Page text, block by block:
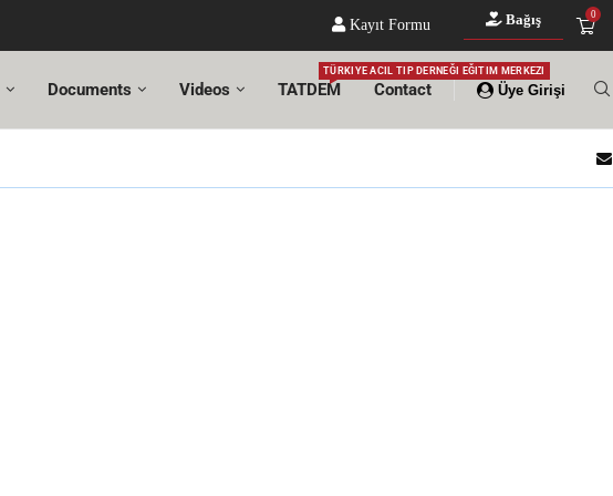
Kayıt Formu Bağış 0
Documents Videos TATDEM
TÜRKIYE ACIL TIP DERNEĞI EĞITIM MERKEZI
Contact Üye Girişi